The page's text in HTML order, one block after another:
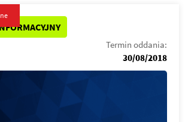
Termin oddania:
30/08/2018